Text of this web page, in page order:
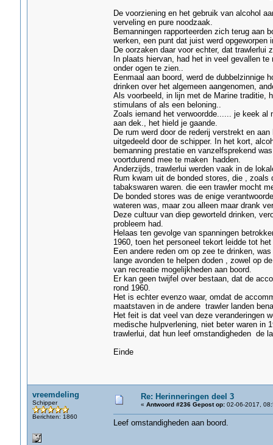
De voorziening en het gebruik van alcohol
verveling en pure noodzaak.
Bemanningen rapporteerden zich terug
werken, een punt dat juist werd opgeworpen
De oorzaken daar voor echter, dat trawlerlui
In plaats hiervan, had het in veel gevallen
onder ogen te zien..
Eenmaal aan boord, werd de dubbelzinnige
drinken over het algemeen aangenomen,
Als voorbeeld, in lijn met de Marine traditie,
stimulans of als een beloning..
Zoals iemand het verwoordde...... je keek al
aan dek., het hield je gaande.
De rum werd door de rederij verstrekt en
uitgedeeld door de schipper. In het kort,
bemanning prestatie en vanzelfsprekend
voortdurend mee te maken hadden.
Anderzijds, trawlerlui werden vaak in de
Rum kwam uit de bonded stores, die ,
tabakswaren waren. die een trawler mocht
De bonded stores was de enige
wateren was, maar zou alleen maar drank
Deze cultuur van diep geworteld drinken,
probleem had.
Helaas ten gevolge van spanningen
1960, toen het personeel tekort leidde tot
Een andere reden om op zee te drinken,
lange avonden te helpen doden , zowel op
van recreatie mogelijkheden aan boord.
Er kan geen twijfel over bestaan, dat de
rond 1960.
Het is echter evenzo waar, omdat de
maatstaven in de andere trawler landen
Het feit is dat veel van deze veranderingen
medische hulpverlening, niet beter waren in
trawlerlui, dat hun leef omstandigheden de
Einde
vreemdeling
Schipper
Berichten: 1860
Re: Herinneringen deel 3
« Antwoord #236 Gepost op:02-06-2017,
Leef omstandigheden aan boord.